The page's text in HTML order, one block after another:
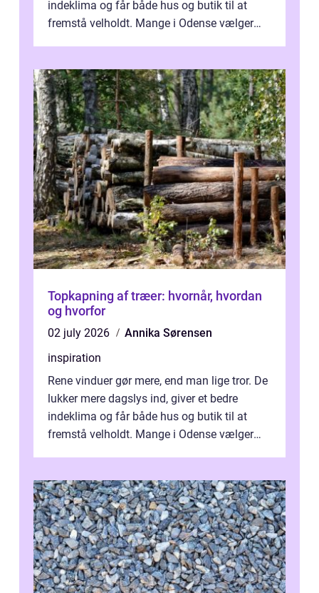
indeklima og får både hus og butik til at
fremstå velholdt. Mange i Odense vælger
Topkapning af træer: hvornår, hvordan
og hvorfor
02 july 2026
Annika Sørensen
inspiration
Rene vinduer gør mere, end man lige tror. De
lukker mere dagslys ind, giver et bedre
indeklima og får både hus og butik til at
fremstå velholdt. Mange i Odense vælger